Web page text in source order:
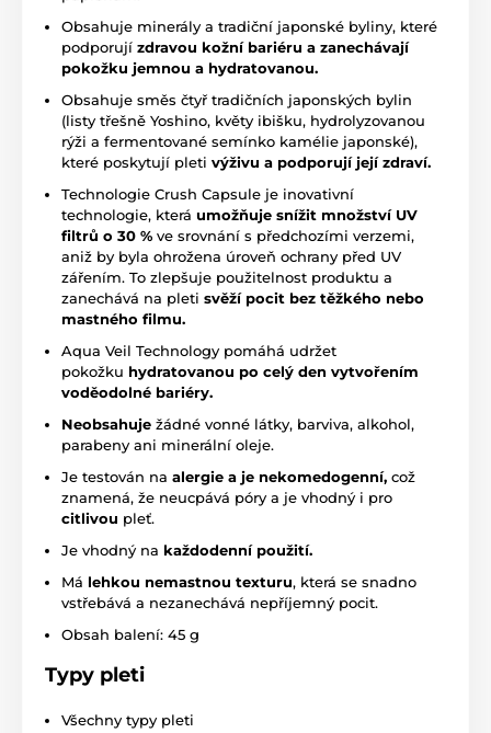
Obsahuje minerály a tradiční japonské byliny, které
podporují zdravou kožní bariéru a zanechávají
pokožku jemnou a hydratovanou.
Obsahuje směs čtyř tradičních japonských bylin
(listy třešně Yoshino, květy ibišku, hydrolyzovanou
rýži a fermentované semínko kamélie japonské),
které poskytují pleti výživu a podporují její zdraví.
Technologie Crush Capsule je inovativní
technologie, která umožňuje snížit množství UV
filtrů o 30 % ve srovnání s předchozími verzemi,
aniž by byla ohrožena úroveň ochrany před UV
zářením. To zlepšuje použitelnost produktu a
zanechává na pleti svěží pocit bez těžkého nebo
mastného filmu.
Aqua Veil Technology pomáhá udržet
pokožku hydratovanou po celý den vytvořením
voděodolné bariéry.
Neobsahuje žádné vonné látky, barviva, alkohol,
parabeny ani minerální oleje.
Je testován na alergie a je nekomedogenní, což
znamená, že neucpává póry a je vhodný i pro
citlivou pleť.
Je vhodný na každodenní použití.
Má lehkou nemastnou texturu, která se snadno
vstřebává a nezanechává nepříjemný pocit.
Obsah balení: 45 g
Typy pleti
Všechny typy pleti